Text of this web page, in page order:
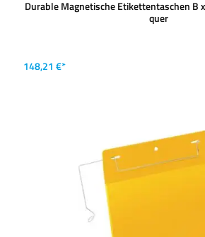
Durable Magnetische Etikettentaschen B
quer
148,21 €*